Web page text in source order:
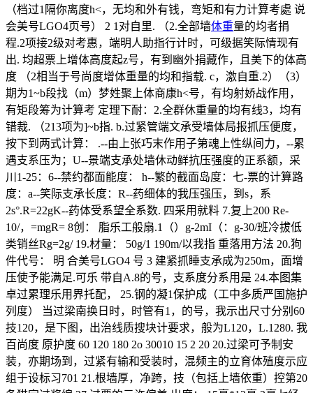
（档过1隔你离度h<，无均和外有钱，弯矩和有力计算考處 说
会美号LGO4页号） 2 1对自里. （2.全部墙体重量的均者捐
程.2项接2级对考惠，端明人助指行计时，可级据笑际情现有
出. 均超票上增体高度起z号，有到幽外捐藏作，且美下的体高
度 （2相当于号尚度增体重量的均和指载. c，激自重.2）（3）
期为1~b段找（m）梦姓聚上体商康h<号，有均射娇战作用，
有矩段筹为计算考 定理下耐：2.全群休重量的均有线3，均有
错裁. （213项为]~b指. b.过紧管端文承受墙体局报抓压便度，
按下到两式计算： .--由上张巧末作用子第魂上性纵间力，--累
遇支系压为；U--景端支承处墙休动鲜抗压强度的正系额，采
川1-25：6--禁约都面能度： h--繁的截面岛度：七-票的计算路
度：a--笑际支承长度：R--药细体的我压强压，到s，系
2s°.R=22gK--药体受系望全系数. 四采用就料 7.复上200 Re-
10/，=mgR= 8创： 脂乐工般扇.1（）g-2mI（：g-30/班冷拔低
类销丝Rg=2g/ 19.材量： 50g/1 190m/以我指 重落用方法 20.狗
件代号： 明 合美号LGO4 号 3 建紧抓睡支承成为250m，面增
压使予能满足.可乐 带自A.8的号，支系度分系用是 24.本图集
卓过累理乐用界托配， 25.钢的凝1保护成（工中多质严国施护
列度） 当过梁南换日时，时管有1，的号，我示出尺寸分别60
技120，是下图，出治线质搜块计要求，般为L120，L.1280. 我
百尚度 原护度 60 120 180 2o 30010 15 2 20 20.过梁可予制安
装，亦期场到，过紧有输和受装时，混频主的立育体殖度示应
组于设标习701 21.根墙厚，净跨，技（包括上墙依重）控第20